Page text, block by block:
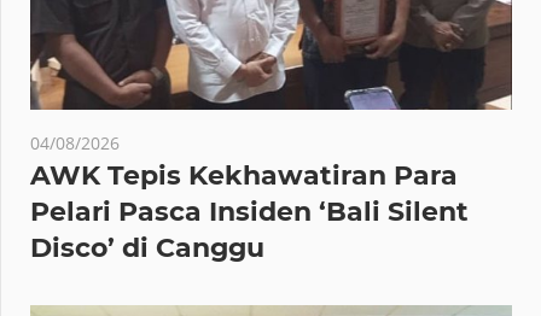
04/08/2026
AWK Tepis Kekhawatiran Para
Pelari Pasca Insiden ‘Bali Silent
Disco’ di Canggu